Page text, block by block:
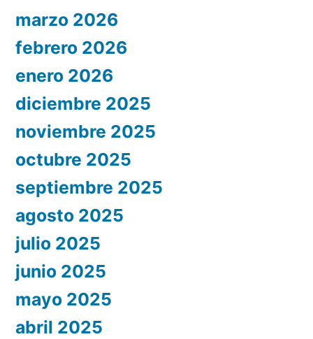
marzo 2026
febrero 2026
enero 2026
diciembre 2025
noviembre 2025
octubre 2025
septiembre 2025
agosto 2025
julio 2025
junio 2025
mayo 2025
abril 2025